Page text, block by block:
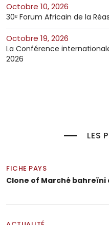
octobre 10, 2026
30ᵉ Forum Africain de la
octobre 19, 2026
La Conférence
2026
LES
FICHE PAYS
Clone of Marché bahreïni